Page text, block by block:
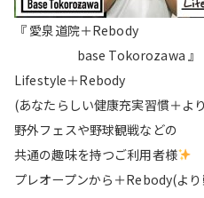
『 愛泉道院＋Rebody
base Tokorozawa 』
Lifestyle＋Rebody
(あなたらしい健康充実習慣＋よ
野外フェスや野球観戦などの
共通の趣味を持つご利用者様
プレオープンから＋Rebody(よ